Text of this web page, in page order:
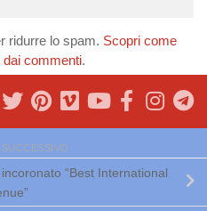
ridurre lo spam. Scopri come
dai commenti.
“Best International